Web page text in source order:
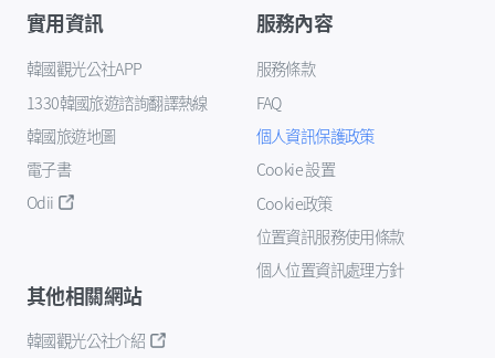
實用資訊
韓國觀光公社APP
1330韓國旅遊諮詢翻譯熱線
韓國旅遊地圖
電子書
Odii
服務內容
服務條款
FAQ
個人資訊保護政策
Cookie 設置
Cookie政策
位置資訊服務使用條款
個人位置資訊處理方針
其他相關網站
韓國觀光公社介紹